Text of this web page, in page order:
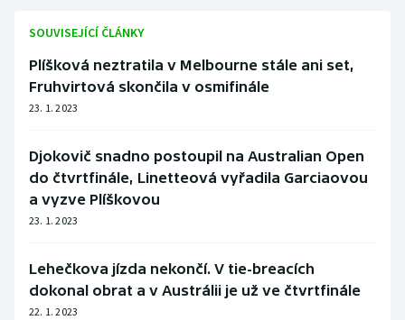
SOUVISEJÍCÍ ČLÁNKY
Plíšková neztratila v Melbourne stále ani set,
Fruhvirtová skončila v osmifinále
23. 1. 2023
Djokovič snadno postoupil na Australian Open
do čtvrtfinále, Linetteová vyřadila Garciaovou
a vyzve Plíškovou
23. 1. 2023
Lehečkova jízda nekončí. V tie-breacích
dokonal obrat a v Austrálii je už ve čtvrtfinále
22. 1. 2023